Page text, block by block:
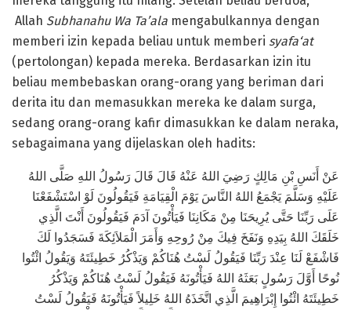
Allah Subhanahu Wa Ta’ala mengabulkannya dengan
memberi izin kepada beliau untuk memberi syafa‘at
(pertolongan) kepada mereka. Berdasarkan izin itu
beliau membebaskan orang-orang yang beriman dari
derita itu dan memasukkan mereka ke dalam surga,
sedang orang-orang kafir dimasukkan ke dalam neraka,
sebagaimana yang dijelaskan oleh hadits:
عَنْ أَنَسِ بْنِ مَالِكٍ رَضِيَ اللهُ عَنْهُ قَالَ قَالَ رَسُولُ اللهِ صَلَّى اللهُ
عَلَيْهِ وَسَلَّمَ يَجْمَعُ اللهُ النَّاسَ يَوْمَ الْقِيَامَةِ فَيَقُولُونَ لَوْ اسْتَشْفَعْنَا
عَلَى رَبِّنَا حَتَّى يُرِيحَنَا مِنْ مَكَانِنَا فَيَأْتُونَ آدَمَ فَيَقُولُونَ أَنْتَ الَّذِي
خَلَقَكَ اللهُ بِيَدِهِ وَنَفَخَ فِيكَ مِنْ رُوحِهِ وَأَمَرَ الْمَلاَئِكَةَ فَسَجَدُوا لَكَ
فَاشْفَعْ لَنَا عِنْدَ رَبِّنَا فَيَقُولُ لَسْتُ هُنَاكُمْ وَيَذْكُرُ خَطِيئَتَهُ وَيَقُولُ ائْتُوا
نُوحًا أَوَّلَ رَسُولٍ بَعَثَهُ اللهُ فَيَأْتُونَهُ فَيَقُولُ لَسْتُ هُنَاكُمْ وَيَذْكُرُ
خَطِيئَتَهُ ائْتُوا إِبْرَاهِيمَ الَّذِي اتَّخَذَهُ اللهُ خَلِيلاً فَيَأْتُونَهُ فَيَقُولُ لَسْتُ